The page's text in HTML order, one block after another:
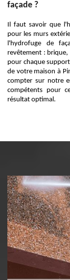
façade ?
Il faut savoir que
pour les murs
l'hydrofuge de
revêtement :
pour chaque
de votre maison à
compter sur notre
compétents pour
résultat optimal.